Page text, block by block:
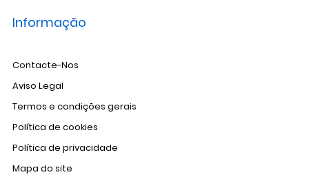
Informação
Contacte-Nos
Aviso Legal
Termos e condições gerais
Política de cookies
Política de privacidade
Mapa do site